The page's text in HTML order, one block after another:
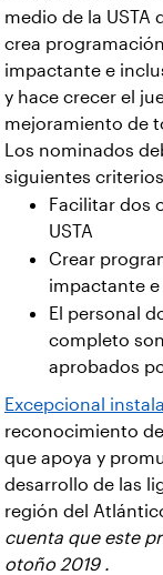
medio de la
crea
impactante e
y hace crecer el
mejoramiento de
Los nominados
siguientes
Facilitar dos
USTA
Crear
impactante
El personal
completo
aprobados
Excepcional
reconocimiento
que apoya y
desarrollo de las
región del
cuenta que este
otoño 2019 .